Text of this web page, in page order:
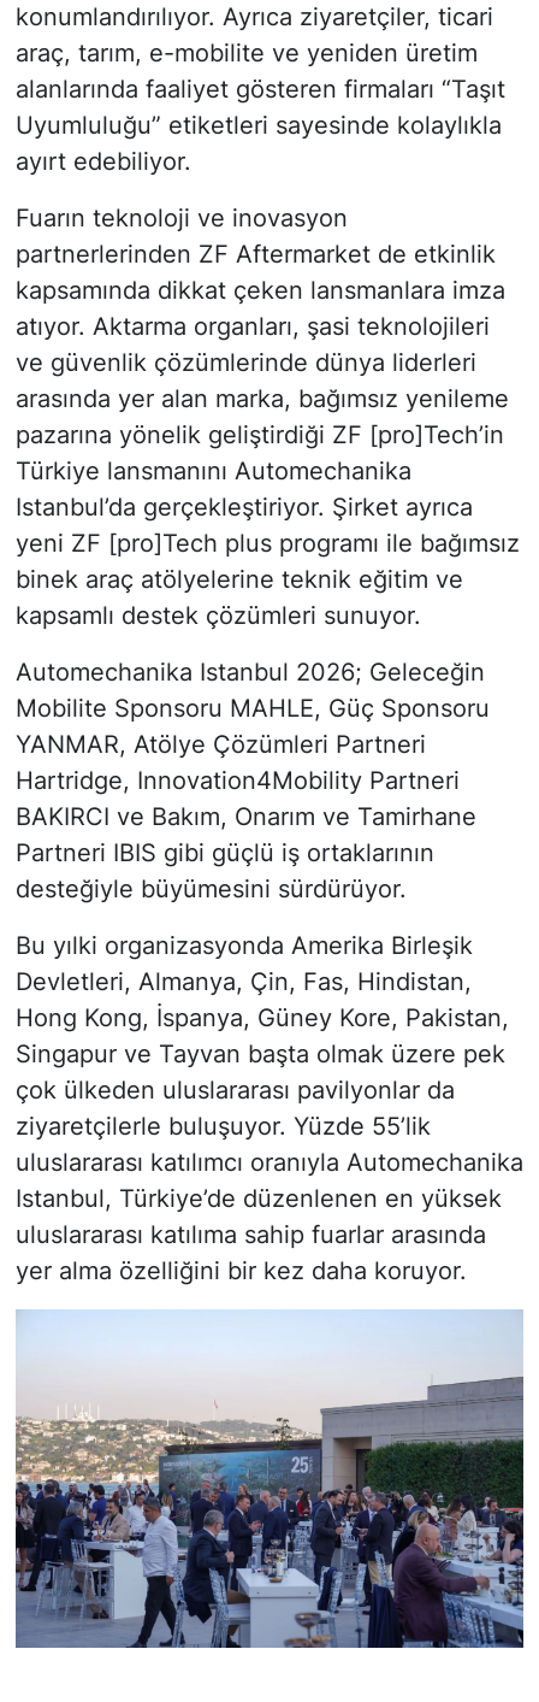
konumlandırılıyor. Ayrıca ziyaretçiler, ticari
araç, tarım, e-mobilite ve yeniden üretim
alanlarında faaliyet gösteren firmaları “Taşıt
Uyumluluğu” etiketleri sayesinde kolaylıkla
ayırt edebiliyor.
Fuarın teknoloji ve inovasyon
partnerlerinden ZF Aftermarket de etkinlik
kapsamında dikkat çeken lansmanlara imza
atıyor. Aktarma organları, şasi teknolojileri
ve güvenlik çözümlerinde dünya liderleri
arasında yer alan marka, bağımsız yenileme
pazarına yönelik geliştirdiği ZF [pro]Tech’in
Türkiye lansmanını Automechanika
Istanbul’da gerçekleştiriyor. Şirket ayrıca
yeni ZF [pro]Tech plus programı ile bağımsız
binek araç atölyelerine teknik eğitim ve
kapsamlı destek çözümleri sunuyor.
Automechanika Istanbul 2026; Geleceğin
Mobilite Sponsoru MAHLE, Güç Sponsoru
YANMAR, Atölye Çözümleri Partneri
Hartridge, Innovation4Mobility Partneri
BAKIRCI ve Bakım, Onarım ve Tamirhane
Partneri IBIS gibi güçlü iş ortaklarının
desteğiyle büyümesini sürdürüyor.
Bu yılki organizasyonda Amerika Birleşik
Devletleri, Almanya, Çin, Fas, Hindistan,
Hong Kong, İspanya, Güney Kore, Pakistan,
Singapur ve Tayvan başta olmak üzere pek
çok ülkeden uluslararası pavilyonlar da
ziyaretçilerle buluşuyor. Yüzde 55’lik
uluslararası katılımcı oranıyla Automechanika
Istanbul, Türkiye’de düzenlenen en yüksek
uluslararası katılıma sahip fuarlar arasında
yer alma özelliğini bir kez daha koruyor.